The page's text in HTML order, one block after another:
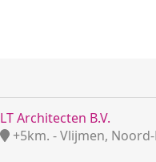
LT Architecten B.V.
+5km. - Vlijmen,